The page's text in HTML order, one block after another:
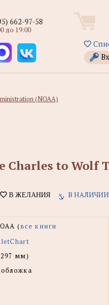
662-97-58
до 19:00
(NOAA)
Charles to Wolf
В ЖЕЛАНИЯ В НАЛИЧИИ
(все книги
мм)